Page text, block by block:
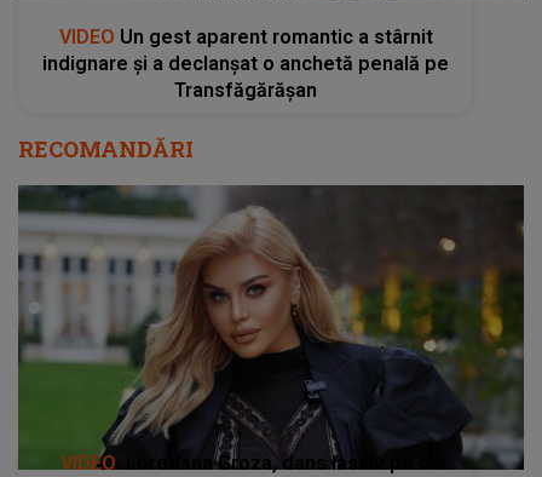
VIDEO Un gest aparent romantic a stârnit
indignare și a declanșat o anchetă penală pe
Transfăgărășan
RECOMANDĂRI
VIDEO : Loredana Groza, dans lasciv pe o